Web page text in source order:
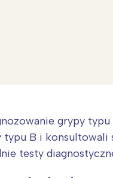
grypy
B i konsultowali
testy